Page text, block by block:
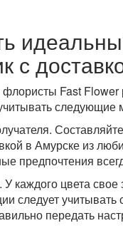
с
Fast Flower
следующие
в Амурске из
предпочтения
каждого цвета свое
следует учитывать
передать